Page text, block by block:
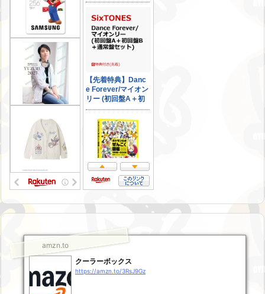
amzn.to
クーラーボックス
https://amzn.to/3RsJ9Gz